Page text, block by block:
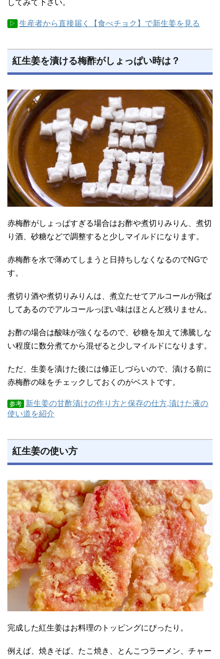
してみて下さい。
▷ 生産者から直接届く【食べチョク】で新生姜を見る
紅生姜を漬ける梅酢がしょっぱい時は？
赤梅酢がしょっぱすぎる場合はお酢や煮切りみりん、煮切
り酒、砂糖などで調整すると少しマイルドになります。
赤梅酢を水で薄めてしまうと日持ちしなくなるのでNGで
す。
煮切り酒や煮切りみりんは、煮立たせてアルコールが飛ば
してあるのでアルコールっぽい味はほとんど残りません。
お酢の場合は酸味が強くなるので、砂糖を加えて沸騰しな
い程度に数分煮てから混ぜると少しマイルドになります。
ただ、生姜を漬けた後には修正しづらいので、漬ける前に
赤梅酢の味をチェックしておくのがベストです。
参考 新生姜の甘酢漬けの作り方と保存の仕方,漬けた液の
使い道を紹介
紅生姜の使い方
完成した紅生姜はお料理のトッピングにぴったり。
例えば、焼きそば、たこ焼き、とんこつラーメン、チャー